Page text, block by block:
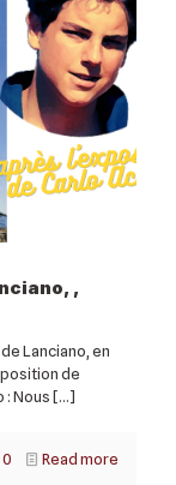
,
Lanciano, en
de
: Nous[…]
0 Read more